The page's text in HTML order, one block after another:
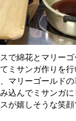
で綿花とマリー
ミサンガ作りを
マリーゴールド
込んでミサンガ
が嬉しそうな笑顔